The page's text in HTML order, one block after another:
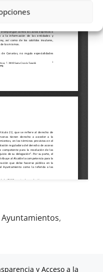
Ayuntamientos,
y Acceso a la